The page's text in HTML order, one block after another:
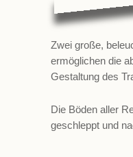
Zwei große,
ermöglichen die
Gestaltung des
Die Böden aller
geschleppt und